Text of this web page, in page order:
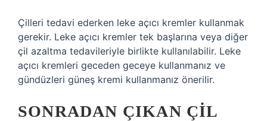
Çilleri tedavi ederken leke açıcı kremler kullanmak
gerekir. Leke açıcı kremler tek başlarına veya diğer
çil azaltma tedavileriyle birlikte kullanılabilir. Leke
açıcı kremleri geceden geceye kullanmanız ve
gündüzleri güneş kremi kullanmanız önerilir.
SONRADAN ÇIKAN ÇIL